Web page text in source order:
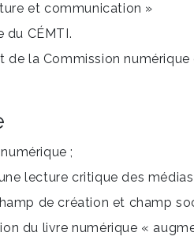
et communication »
du CÉMTI.
de la Commission numérique
;
lecture critique des médias
de création et champ
du livre numérique «